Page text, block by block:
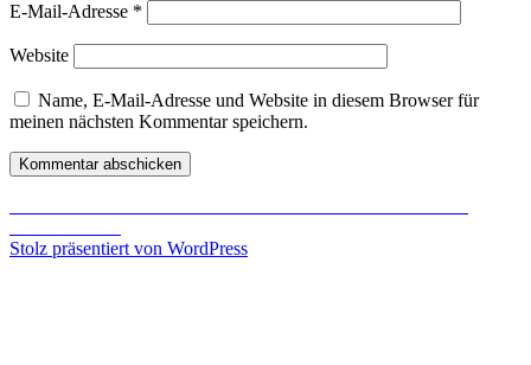
E-Mail-Adresse *
Website
Name, E-Mail-Adresse und Website in diesem Browser für
meinen nächsten Kommentar speichern.
Beitragsnavigation
Stolz präsentiert von WordPress